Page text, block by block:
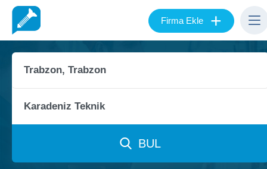
Firma Ekle +
BUL